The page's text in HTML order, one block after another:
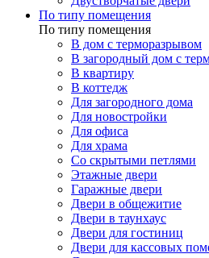
По типу помещения
По типу помещения
В дом с терморазрывом
В загородный дом с
В квартиру
В коттедж
Для загородного дома
Для новостройки
Для офиса
Для храма
Со скрытыми петлями
Этажные двери
Гаражные двери
Двери в общежитие
Двери в таунхаус
Двери для гостиниц
Двери для кассовых